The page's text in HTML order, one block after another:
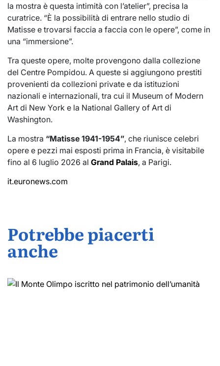
la mostra è questa intimità con l’atelier”, precisa la
curatrice. “È la possibilità di entrare nello studio di
Matisse e trovarsi faccia a faccia con le opere”, come in
una “immersione”.
Tra queste opere, molte provengono dalla collezione
del Centre Pompidou. A queste si aggiungono prestiti
provenienti da collezioni private e da istituzioni
nazionali e internazionali, tra cui il Museum of Modern
Art di New York e la National Gallery of Art di
Washington.
La mostra “Matisse 1941-1954”, che riunisce celebri
opere e pezzi mai esposti prima in Francia, è visitabile
fino al 6 luglio 2026 al Grand Palais, a Parigi.
it.euronews.com
Potrebbe piacerti
anche